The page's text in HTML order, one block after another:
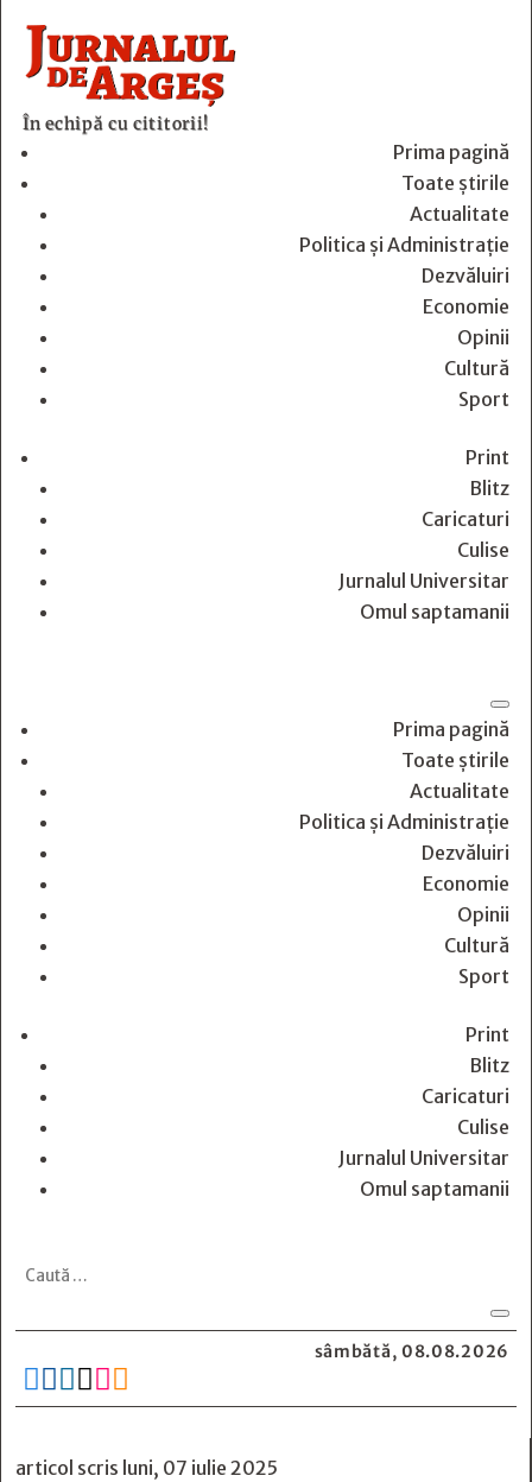
În echipă cu cititorii!
Prima pagină
Toate știrile
Actualitate
Politica și Administrație
Dezvăluiri
Economie
Opinii
Cultură
Sport
Print
Blitz
Caricaturi
Culise
Jurnalul Universitar
Omul saptamanii
Prima pagină
Toate știrile
Actualitate
Politica și Administrație
Dezvăluiri
Economie
Opinii
Cultură
Sport
Print
Blitz
Caricaturi
Culise
Jurnalul Universitar
Omul saptamanii
sâmbătă, 08.08.2026
     
articol scris luni, 07 iulie 2025